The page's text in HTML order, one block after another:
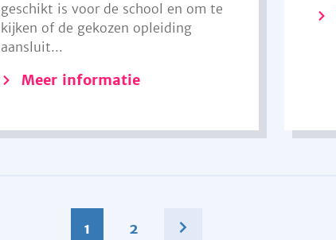
geschikt is voor de school en om te
kijken of de gekozen opleiding
aansluit...
Meer informatie
1 2